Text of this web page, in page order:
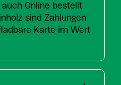
Online bestellt
sind Zahlungen
Karte im Wert